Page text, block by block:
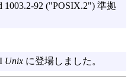
1003.2-92 ("POSIX.2") 準拠
Unix に登場しました。